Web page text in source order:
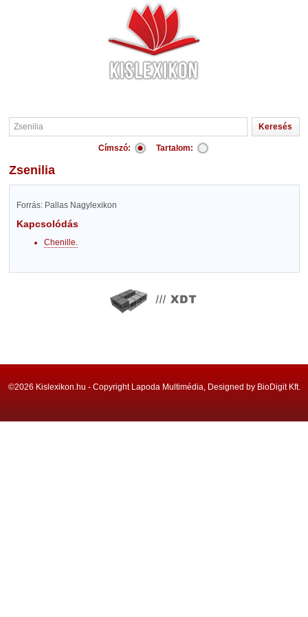
Címszó: Tartalom:
Zsenilia
Forrás: Pallas Nagylexikon
Kapcsolódás
Chenille.
©2026 Kislexikon.hu - Copyright Lapoda Multimédia, Designed by BioDigit Kft.